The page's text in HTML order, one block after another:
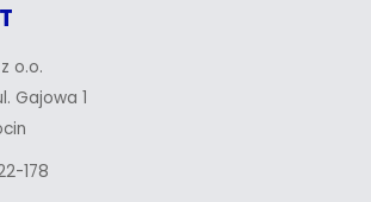
o.o.
Gajowa 1
178